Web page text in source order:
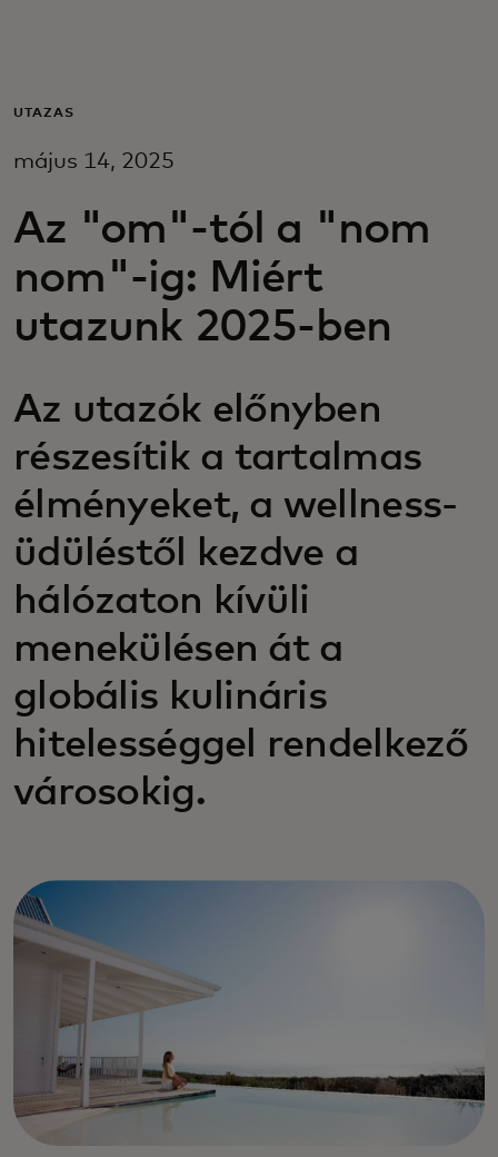
Vállalkozásoknak
Innovátoroknak
Hírek és trendek
UTAZÁS
május 14, 2025
Az "om"-tól a "nom
nom"-ig: Miért
utazunk 2025-ben
Az utazók előnyben
részesítik a tartalmas
élményeket, a wellness-
üdüléstől kezdve a
hálózaton kívüli
menekülésen át a
globális kulináris
hitelességgel rendelkező
városokig.